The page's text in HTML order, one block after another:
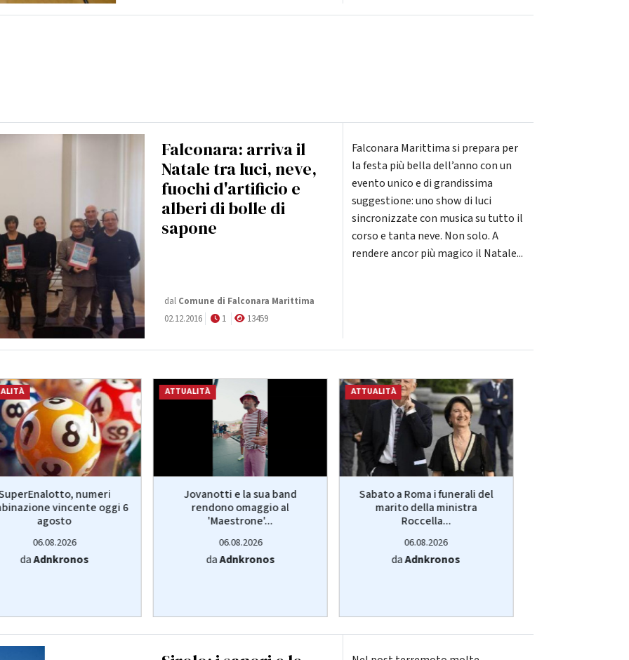
Falconara: arriva il
Natale tra luci, neve,
fuochi d'artificio e
alberi di bolle di
sapone
dal Comune di Falconara Marittima
02.12.2016
1 13459
Falconara Marittima si prepara per
la festa più bella dell’anno con un
evento unico e di grandissima
suggestione: uno show di luci
sincronizzate con musica su tutto il
corso e tanta neve. Non solo. A
rendere ancor più magico il Natale...
numeri
vincente oggi 6
agosto
06.08.2026
daAdnkronos
ATTUALITÀ
Jovanotti e la sua band
rendono omaggio al
'Maestrone'...
06.08.2026
daAdnkronos
ATTUALITÀ
Sabato a Roma i funerali del
marito della ministra
Roccella...
06.08.2026
daAdnkronos